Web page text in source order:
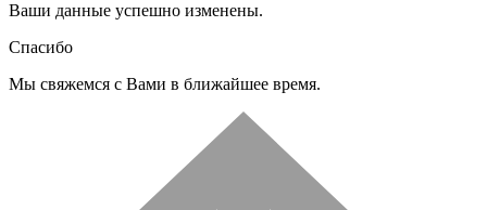
Ваши данные успешно изменены.
Спасибо
Мы свяжемся с Вами в ближайшее время.